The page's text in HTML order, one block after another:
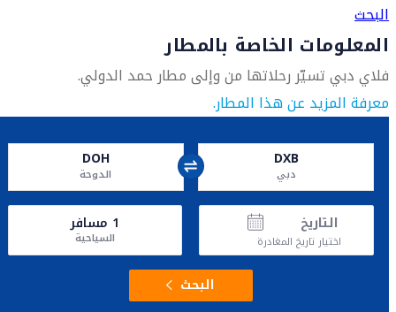
البحث
المعلومات الخاصة بالمطار
فلاي دبي تسيّر رحلاتها من وإلى مطار حمد الدولي.
معرفة المزيد عن هذا المطار.
DXB
دبي
DOH
الدوحة
التاريخ
اختيار تاريخ المغادرة
1 مسافر
السياحية
البحث